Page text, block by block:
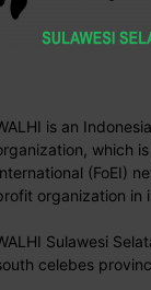
is an
which
(FoEI)
organization in
Sulawesi
celebes